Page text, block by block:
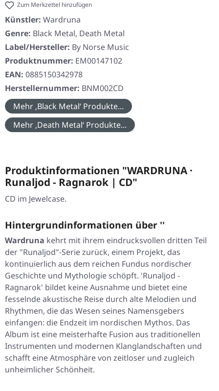
Zum Merkzettel hinzufügen
Künstler: Wardruna
Genre: Black Metal, Death Metal
Label/Hersteller: By Norse Music
Produktnummer: EM00147102
EAN: 0885150342978
Herstellernummer: BNM002CD
Mehr ‚Black Metal‘ Produkte...
Mehr ‚Death Metal‘ Produkte...
Produktinformationen "WARDRUNA ·
Runaljod - Ragnarok | CD"
CD im Jewelcase.
Hintergrundinformationen über ''
Wardruna kehrt mit ihrem eindrucksvollen dritten Teil
der "Runaljod"-Serie zurück, einem Projekt, das
kontinuierlich aus dem reichen Fundus nordischer
Geschichte und Mythologie schöpft. 'Runaljod -
Ragnarok' bildet keine Ausnahme und bietet eine
fesselnde akustische Reise durch alte Melodien und
Rhythmen, die das Wesen seines Namensgebers
einfangen: die Endzeit im nordischen Mythos. Das
Album ist eine meisterhafte Fusion aus traditionellen
Instrumenten und modernen Klanglandschaften und
schafft eine Atmosphäre von zeitloser und zugleich
unheimlicher Schönheit.